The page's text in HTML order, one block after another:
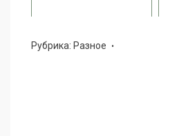
Рубрика: Разное